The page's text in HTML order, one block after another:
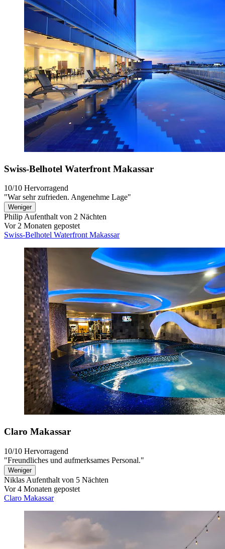
Swiss-Belhotel Waterfront Makassar
10/10 Hervorragend
"War sehr zufrieden. Angenehme Lage"
Weniger
Philip Aufenthalt von 2 Nächten
Vor 2 Monaten gepostet
Swiss-Belhotel Waterfront Makassar
Claro Makassar
10/10 Hervorragend
"Freundliches und aufmerksames Personal."
Weniger
Niklas Aufenthalt von 5 Nächten
Vor 4 Monaten gepostet
Claro Makassar